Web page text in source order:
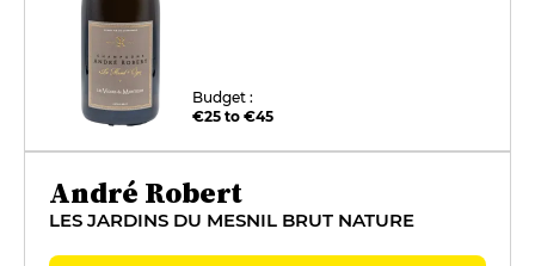
Budget :
€25 to €45
André Robert
LES JARDINS DU MESNIL BRUT NATURE